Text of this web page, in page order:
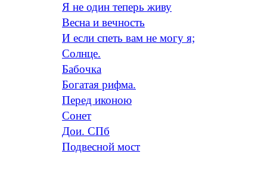
Я не один теперь живу
Весна и вечность
И если спеть вам не могу я;
Солнце.
Бабочка
Богатая рифма.
Перед иконою
Сонет
Дои. СПб
Подвесной мост